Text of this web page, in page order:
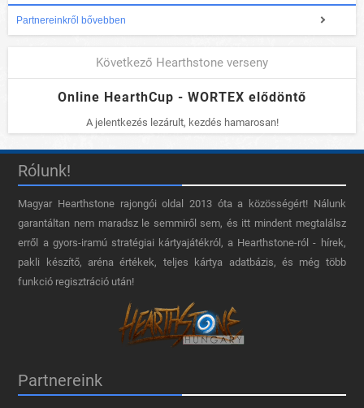
Partnereinkről bővebben
Következő Hearthstone verseny
Online HearthCup - WORTEX elődöntő
A jelentkezés lezárult, kezdés hamarosan!
Rólunk!
Magyar Hearthstone​ rajongói oldal 2013 óta a közösségért! Nálunk
garantáltan nem maradsz le semmiről sem, és itt mindent megtalálsz
erről a gyors-iramú stratégiai kártyajátékról, a Hearthstone-ról - hírek,
pakli készítő, aréna értékek, teljes kártya adatbázis, és még több
funkció regisztráció után!
Partnereink